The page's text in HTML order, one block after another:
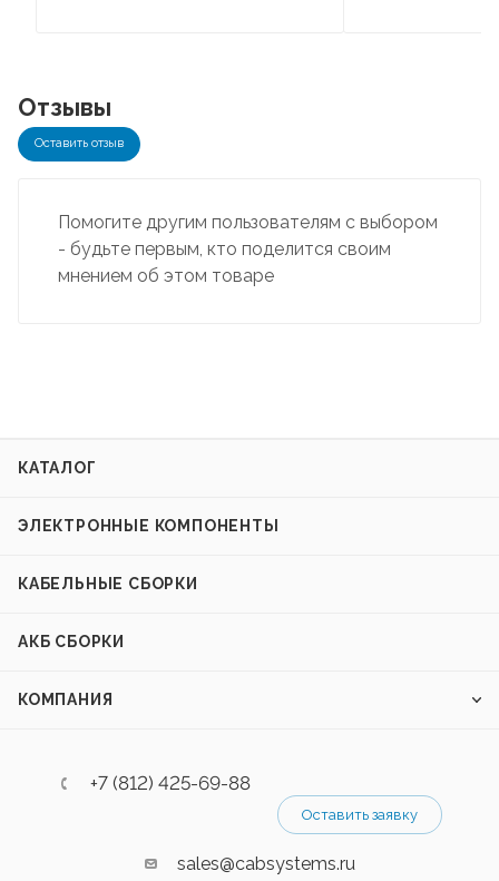
Отзывы
Оставить отзыв
Помогите другим пользователям с выбором
- будьте первым, кто поделится своим
мнением об этом товаре
КАТАЛОГ
ЭЛЕКТРОННЫЕ КОМПОНЕНТЫ
КАБЕЛЬНЫЕ СБОРКИ
АКБ СБОРКИ
КОМПАНИЯ
+7 (812) 425-69-88
Оставить заявку
sales@cabsystems.ru